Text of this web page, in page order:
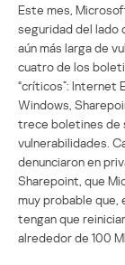
Este mes,
seguridad del lado
aún más larga de
cuatro de los
“críticos”: Internet
Windows,
trece boletines de
vulnerabilidades.
denunciaron en
Sharepoint, que
muy probable que,
tengan que
alrededor de 100